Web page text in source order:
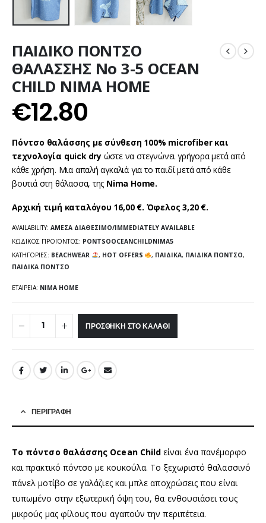
ΠΑΙΔΙΚΟ ΠΟΝΤΣΟ
ΘΑΛΑΣΣΗΣ No 3-5 OCEAN
CHILD NIMA HOME
€12.80
Πόντσο θαλάσσης με σύνθεση 100% microfiber και
τεχνολογία quick dryώστε να στεγνώνει γρήγορα μετά από
κάθε χρήση. Μια απαλή αγκαλιά για το παιδί μετά από κάθε
βουτιά στη θάλασσα, της Nima Home.
Αρχική τιμή καταλόγου 16,00 €. Όφελος 3,20 €.
AVAILABILITY: ΆΜΕΣΑ ΔΙΑΘΈΣΙΜΟ/IMMEDIATELY AVAILABLE
ΚΩΔΙΚΌΣ ΠΡΟΪΌΝΤΟΣ: PONTSOOCEANCHILDNIMA5
ΚΑΤΗΓΟΡΊΕΣ: BEACHWEAR , HOT OFFERS , ΠΑΙΔΙΚΆ, ΠΑΙΔΙΚΆ ΠΌΝΤΣΟ,
ΠΑΙΔΙΚΆ ΠΌΝΤΣΟ
ΕΤΑΙΡΕΊΑ: NIMA HOME
ΠΡΟΣΘΉΚΗ ΣΤΟ ΚΑΛΆΘΙ
ΠΕΡΙΓΡΑΦΉ
Το πόντσο θαλάσσης Ocean Childείναι ένα πανέμορφο
και πρακτικό πόντσο με κουκούλα. Το ξεχωριστό θαλασσινό
πάνελ μοτίβο σε γαλάζιες και μπλε αποχρώσεις που είναι
τυπωμένο στην εξωτερική όψη του, θα ενθουσιάσει τους
μικρούς μας φίλους που αγαπούν την περιπέτεια.